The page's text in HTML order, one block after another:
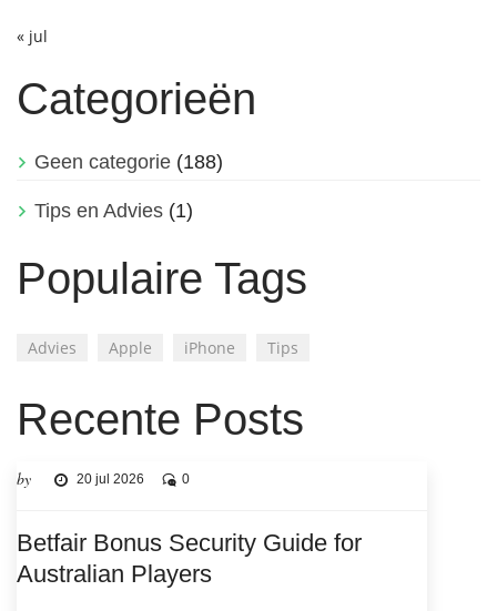
« jul
Categorieën
Geen categorie (188)
Tips en Advies (1)
Populaire Tags
Advies Apple iPhone Tips
Recente Posts
by 20 jul 2026 0
Betfair Bonus Security Guide for
Australian Players